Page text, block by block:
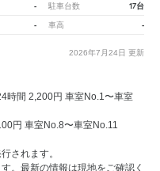
- 駐車台数 17台
- 車高 -
2026年7月24日 更新
時間 2,200円 車室No.1〜車室
円 車室No.8〜車室No.11
されます。
。最新の情報は現地をご確認く